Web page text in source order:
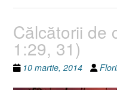
Călcătorii de
1:29, 31)
10 martie, 2014